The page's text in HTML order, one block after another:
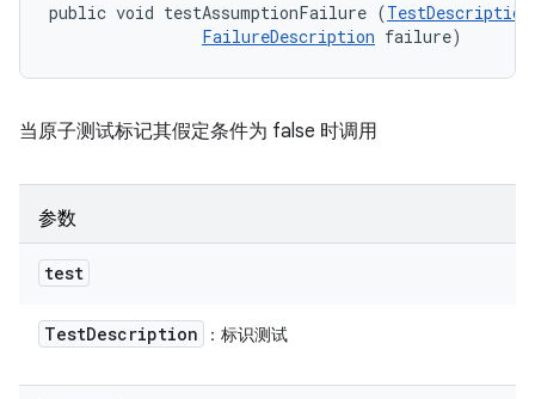
public void testAssumptionFailure (TestDescription
FailureDescription failure)
当原子测试标记其假定条件为 false 时调用
参数
test
TestDescription ：标识测试